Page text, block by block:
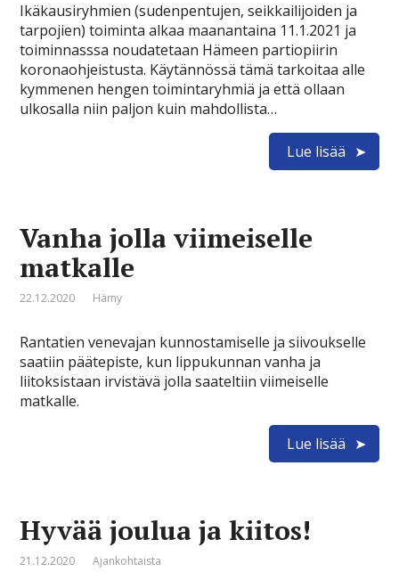
Ikäkausiryhmien (sudenpentujen, seikkailijoiden ja
tarpojien) toiminta alkaa maanantaina 11.1.2021 ja
toiminnasssa noudatetaan Hämeen partiopiirin
koronaohjeistusta. Käytännössä tämä tarkoitaa alle
kymmenen hengen toimintaryhmiä ja että ollaan
ulkosalla niin paljon kuin mahdollista…
Lue lisää
Vanha jolla viimeiselle
matkalle
22.12.2020 Hämy
Rantatien venevajan kunnostamiselle ja siivoukselle
saatiin päätepiste, kun lippukunnan vanha ja
liitoksistaan irvistävä jolla saateltiin viimeiselle
matkalle.
Lue lisää
Hyvää joulua ja kiitos!
21.12.2020 Ajankohtaista